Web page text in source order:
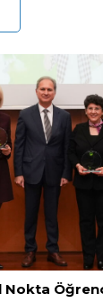
ekonomi
Nokta